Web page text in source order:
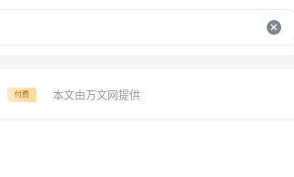
付费 本文由万文网提供